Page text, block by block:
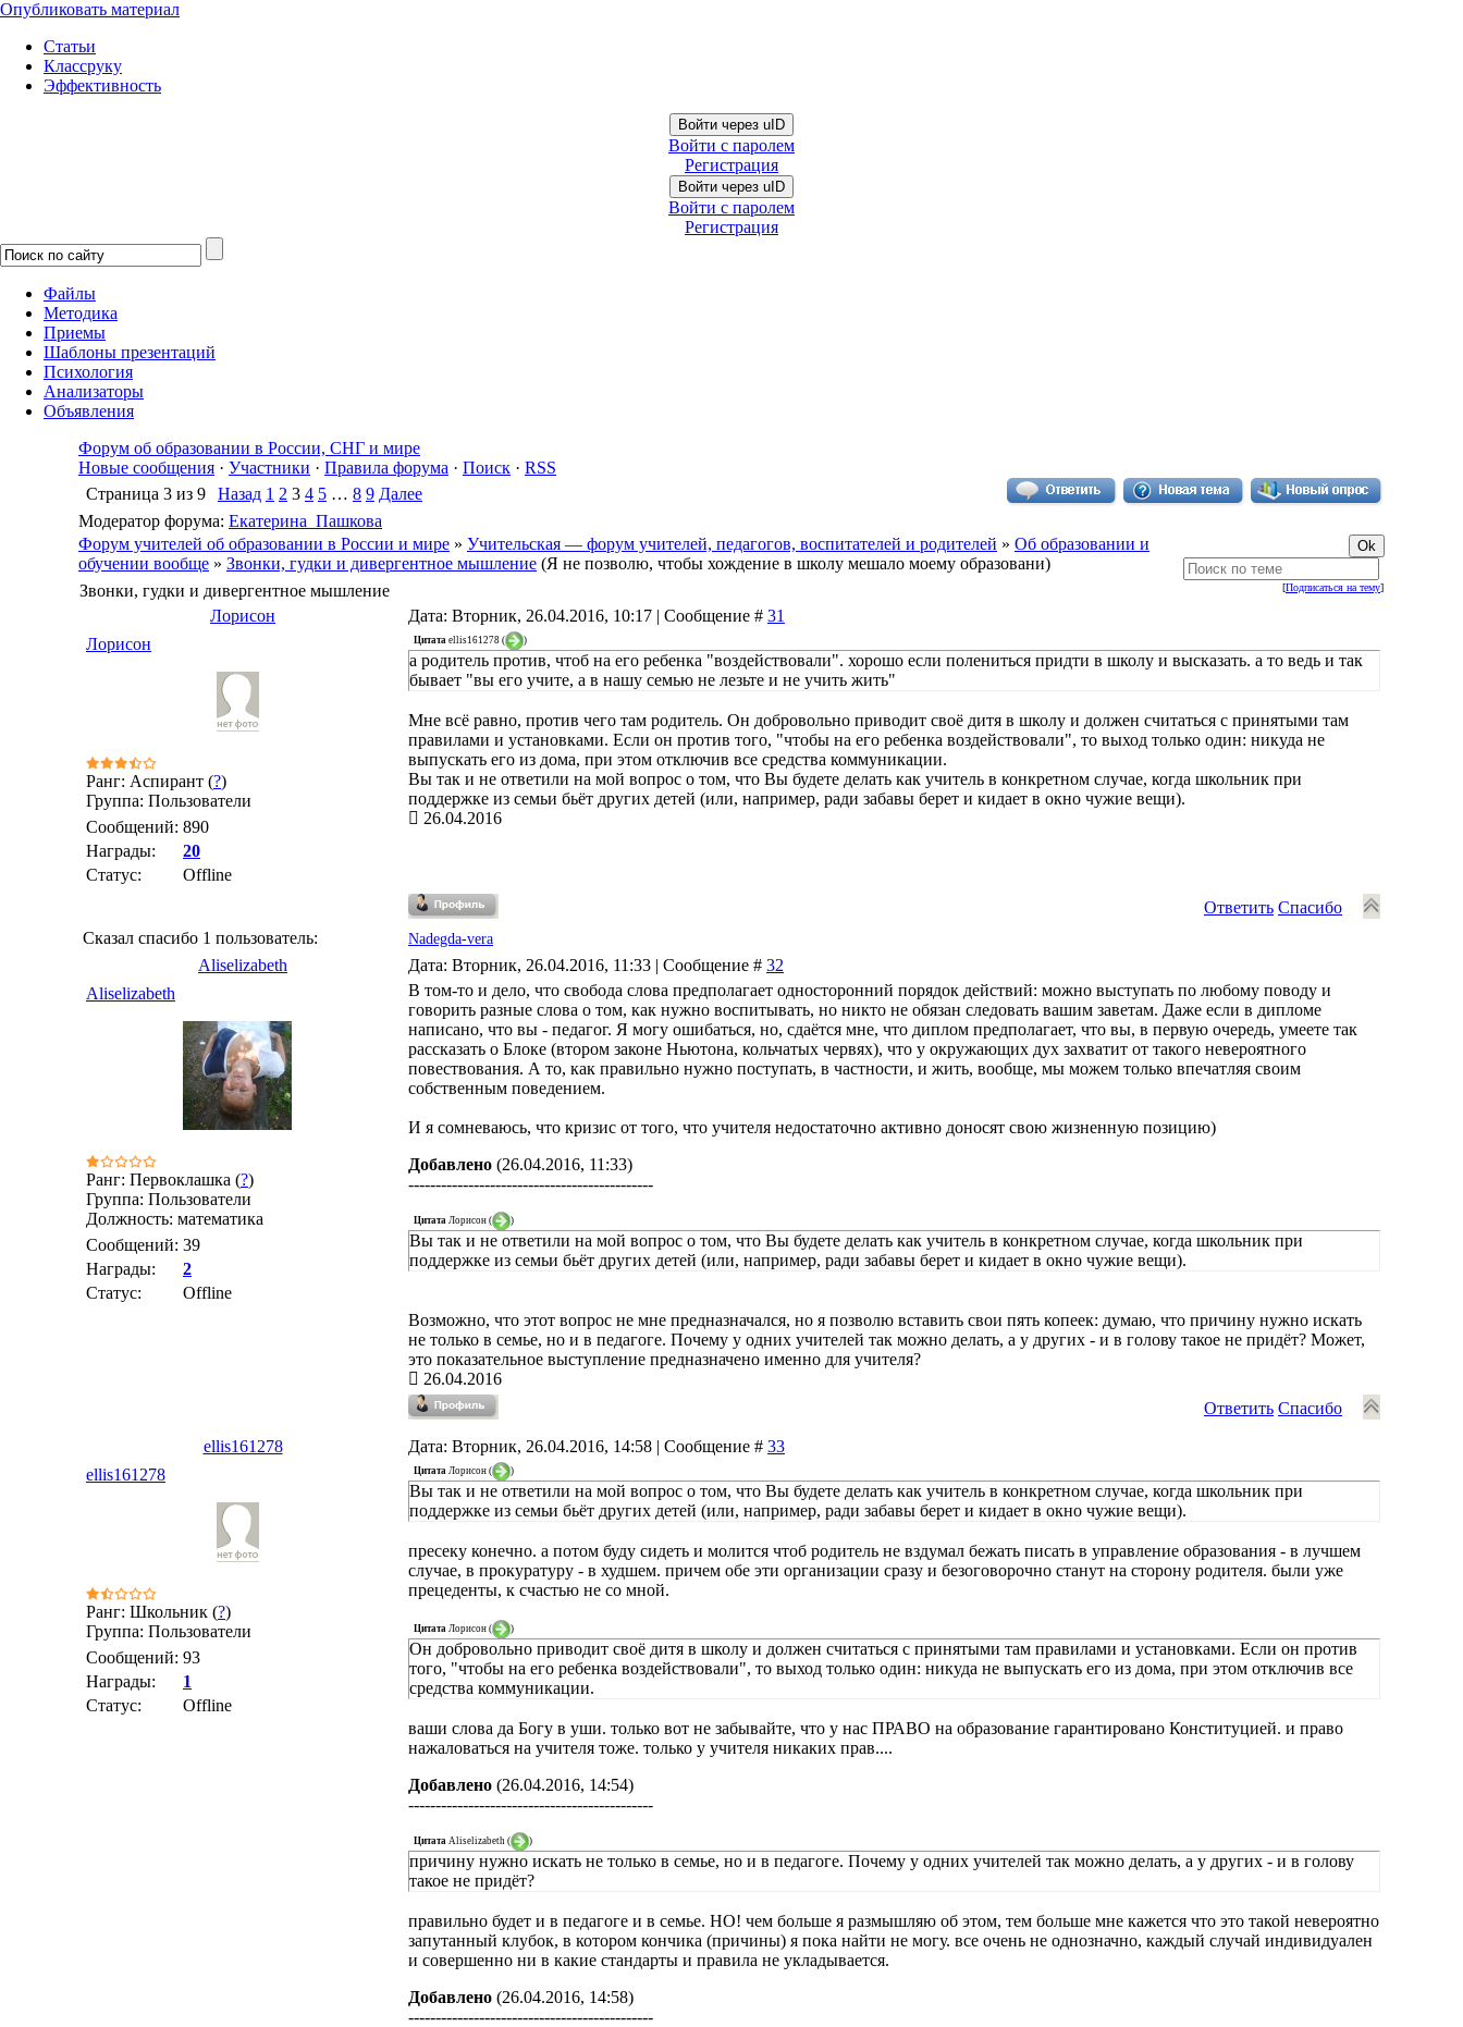
Опубликовать материал
Статьи
Классруку
Эффективность
Войти через uID
Войти с паролем
Регистрация
Войти через uID
Войти с паролем
Регистрация
Файлы
Методика
Приемы
Шаблоны презентаций
Психология
Анализаторы
Объявления
Форум об образовании в России, СНГ и мире
Новые сообщения · Участники · Правила форума · Поиск · RSS
Страница 3 из 9 Назад 1 2 3 4 5 … 8 9 Далее
Модератор форума: Екатерина_Пашкова
Форум учителей об образовании в России и мире » Учительская — форум учителей, педагогов, воспитателей и родителей » Об образовании и
обучении вообще » Звонки, гудки и дивергентное мышление (Я не позволю, чтобы хождение в школу мешало моему образовани)
[Подписаться на тему]
Звонки, гудки и дивергентное мышление
Лорисон
Дата: Вторник, 26.04.2016, 10:17 | Сообщение # 31
Лорисон
Ранг: Аспирант (?)
Группа: Пользователи
Сообщений: 890
Награды:
20
Статус:
Offline
Цитата ellis161278 ( )
а родитель против, чтоб на его ребенка "воздействовали". хорошо если полениться придти в школу и высказать. а то ведь и так
бывает "вы его учите, а в нашу семью не лезьте и не учить жить"
Мне всё равно, против чего там родитель. Он добровольно приводит своё дитя в школу и должен считаться с принятыми там
правилами и установками. Если он против того, "чтобы на его ребенка воздействовали", то выход только один: никуда не
выпускать его из дома, при этом отключив все средства коммуникации.
Вы так и не ответили на мой вопрос о том, что Вы будете делать как учитель в конкретном случае, когда школьник при
поддержке из семьи бьёт других детей (или, например, ради забавы берет и кидает в окно чужие вещи).
26.04.2016
Ответить Спасибо
Сказал спасибо 1 пользователь:
Nadegda-vera
Aliselizabeth Дата: Вторник, 26.04.2016, 11:33 | Сообщение # 32
Aliselizabeth
Ранг: Первоклашка (?)
Группа: Пользователи
Должность: математика
Сообщений: 39
Награды:
2
Статус:
Offline
В том-то и дело, что свобода слова предполагает односторонний порядок действий: можно выступать по любому поводу и
говорить разные слова о том, как нужно воспитывать, но никто не обязан следовать вашим заветам. Даже если в дипломе
написано, что вы - педагог. Я могу ошибаться, но, сдаётся мне, что диплом предполагает, что вы, в первую очередь, умеете так
рассказать о Блоке (втором законе Ньютона, кольчатых червях), что у окружающих дух захватит от такого невероятного
повествования. А то, как правильно нужно поступать, в частности, и жить, вообще, мы можем только впечатляя своим
собственным поведением.
И я сомневаюсь, что кризис от того, что учителя недостаточно активно доносят свою жизненную позицию)
Добавлено (26.04.2016, 11:33)
---------------------------------------------
Цитата Лорисон ( )
Вы так и не ответили на мой вопрос о том, что Вы будете делать как учитель в конкретном случае, когда школьник при
поддержке из семьи бьёт других детей (или, например, ради забавы берет и кидает в окно чужие вещи).
Возможно, что этот вопрос не мне предназначался, но я позволю вставить свои пять копеек: думаю, что причину нужно искать
не только в семье, но и в педагоге. Почему у одних учителей так можно делать, а у других - и в голову такое не придёт? Может,
это показательное выступление предназначено именно для учителя?
26.04.2016
Ответить Спасибо
ellis161278 Дата: Вторник, 26.04.2016, 14:58 | Сообщение # 33
ellis161278
Ранг: Школьник (?)
Группа: Пользователи
Сообщений: 93
Награды:
1
Статус:
Offline
Цитата Лорисон ( )
Вы так и не ответили на мой вопрос о том, что Вы будете делать как учитель в конкретном случае, когда школьник при
поддержке из семьи бьёт других детей (или, например, ради забавы берет и кидает в окно чужие вещи).
пресеку конечно. а потом буду сидеть и молится чтоб родитель не вздумал бежать писать в управление образования - в лучшем
случае, в прокуратуру - в худшем. причем обе эти организации сразу и безоговорочно станут на сторону родителя. были уже
прецеденты, к счастью не со мной.
Цитата Лорисон ( )
Он добровольно приводит своё дитя в школу и должен считаться с принятыми там правилами и установками. Если он против
того, "чтобы на его ребенка воздействовали", то выход только один: никуда не выпускать его из дома, при этом отключив все
средства коммуникации.
ваши слова да Богу в уши. только вот не забывайте, что у нас ПРАВО на образование гарантировано Конституцией. и право
нажаловаться на учителя тоже. только у учителя никаких прав....
Добавлено (26.04.2016, 14:54)
---------------------------------------------
Цитата Aliselizabeth ( )
причину нужно искать не только в семье, но и в педагоге. Почему у одних учителей так можно делать, а у других - и в голову
такое не придёт?
правильно будет и в педагоге и в семье. НО! чем больше я размышляю об этом, тем больше мне кажется что это такой невероятно
запутанный клубок, в котором кончика (причины) я пока найти не могу. все очень не однозначно, каждый случай индивидуален
и совершенно ни в какие стандарты и правила не укладывается.
Добавлено (26.04.2016, 14:58)
---------------------------------------------